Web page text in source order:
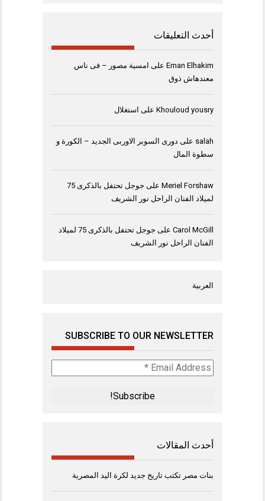
أحدث التعليقات
Eman Elhakim على امسية مصور – فى ناس
معندهاش ذوق
Khouloud yousry على استغلال
salah على دورى السوبر الاوربى الجديد – الكورة و
سطوة المال
Meriel Forshaw على
جوجل تحتفل بالذكرى 75
لميلاد الفنان الراحل نور الشريف
Carol McGill على
جوجل تحتفل بالذكرى 75 لميلاد
الفنان الراحل نور الشريف
العربية
SUBSCRIBE TO OUR NEWSLETTER
Email
Address
أحدث المقالات
بنات مصر تكتب تاريخ جديد لكرة اليد المصرية